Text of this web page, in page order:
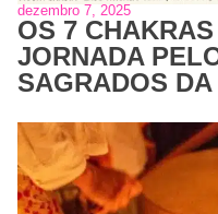
dezembro 7, 2025
OS 7
JORNADA
SAGRADOS